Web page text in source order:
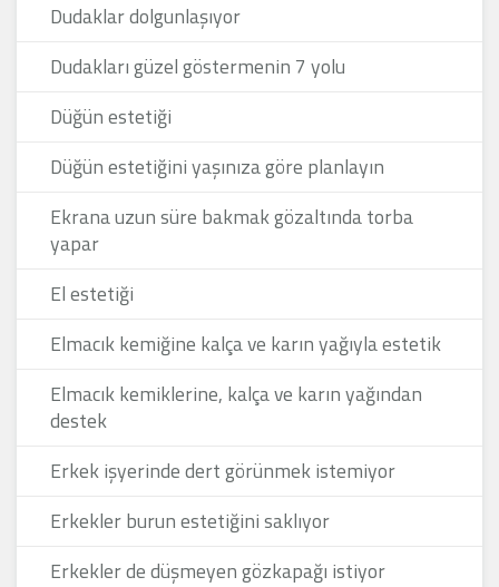
Dudaklar dolgunlaşıyor
Dudakları güzel göstermenin 7 yolu
Düğün estetiği
Düğün estetiğini yaşınıza göre planlayın
Ekrana uzun süre bakmak gözaltında torba
yapar
El estetiği
Elmacık kemiğine kalça ve karın yağıyla estetik
Elmacık kemiklerine, kalça ve karın yağından
destek
Erkek işyerinde dert görünmek istemiyor
Erkekler burun estetiğini saklıyor
Erkekler de düşmeyen gözkapağı istiyor